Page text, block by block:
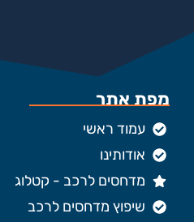
מפת אתר
עמוד ראשי
אודותינו
מדחסים לרכב - קטלוג
שיפוץ מדחסים לרכב